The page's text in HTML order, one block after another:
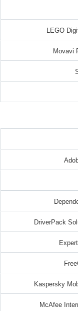
LEGO
DriverPack
Kaspersky
McAfee